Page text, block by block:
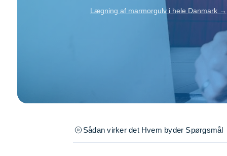
Lægning af marmorgulv i hele Danmark →
Sådan virker det Hvem byder Spørgsmål